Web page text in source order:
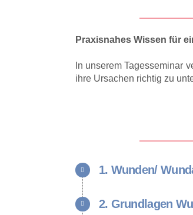
Praxisnahes Wissen für
In unserem Tagesseminar
ihre Ursachen richtig zu
1. Wunden/
2. Grundlagen